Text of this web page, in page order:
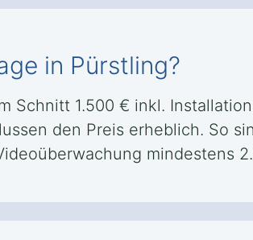
in Pürstling?
Schnitt 1.500 € inkl.
den Preis erheblich. So
mindestens